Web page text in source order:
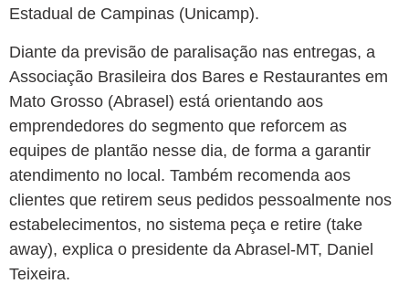
Estadual de Campinas (Unicamp).
Diante da previsão de paralisação nas entregas, a
Associação Brasileira dos Bares e Restaurantes em
Mato Grosso (Abrasel) está orientando aos
emprendedores do segmento que reforcem as
equipes de plantão nesse dia, de forma a garantir
atendimento no local. Também recomenda aos
clientes que retirem seus pedidos pessoalmente nos
estabelecimentos, no sistema peça e retire (take
away), explica o presidente da Abrasel-MT, Daniel
Teixeira.